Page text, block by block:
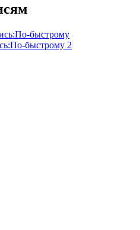
По-быстрому
По-быстрому 2